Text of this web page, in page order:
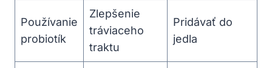
Používanie
probiotík
Zlepšenie
tráviaceho
traktu
Pridávať do
jedla